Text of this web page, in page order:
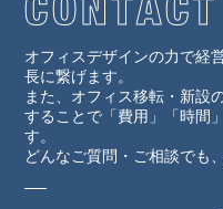
オフィスデザインの力で経
長に繋げます。
また、オフィス移転・新設
することで「費用」「時間
す。
どんなご質問・ご相談でも